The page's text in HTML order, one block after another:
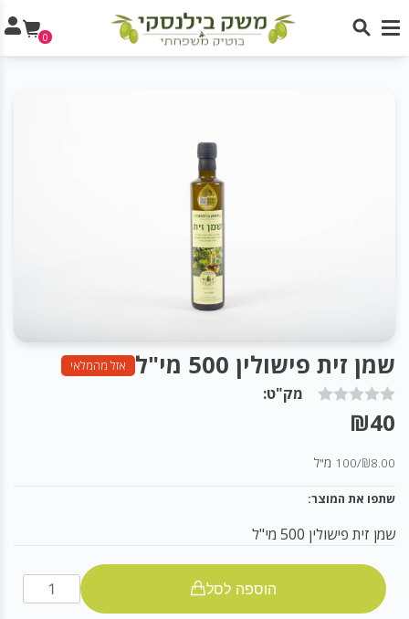
0
שמן זית פישולין 500 מי"ל אזל מהמלאי
מק"ט:
₪40
₪8.00
/100 מ"ל
שתפו את המוצר:
שמן זית פישולין 500 מי"ל
הוספה לסל
שמן
זית